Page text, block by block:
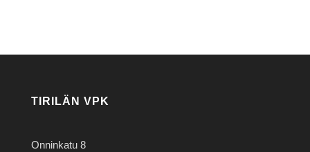
TIRILÄN VPK
Onninkatu 8